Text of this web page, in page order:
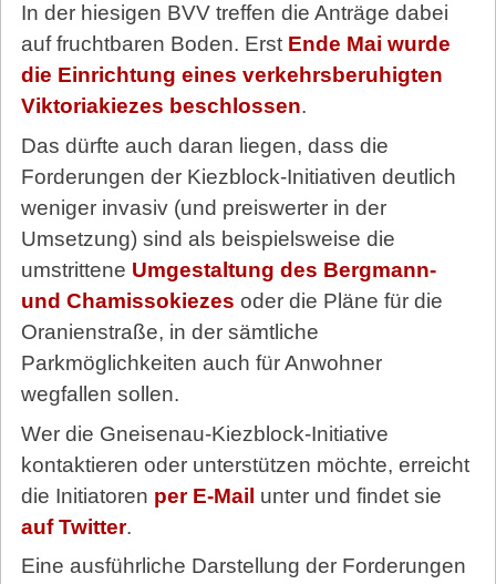
In der hiesigen BVV treffen die Anträge dabei
auf fruchtbaren Boden. Erst Ende Mai wurde
die Einrichtung eines verkehrsberuhigten
Viktoriakiezes beschlossen.
Das dürfte auch daran liegen, dass die
Forderungen der Kiezblock-Initiativen deutlich
weniger invasiv (und preiswerter in der
Umsetzung) sind als beispielsweise die
umstrittene Umgestaltung des Bergmann-
und Chamissokiezes oder die Pläne für die
Oranienstraße, in der sämtliche
Parkmöglichkeiten auch für Anwohner
wegfallen sollen.
Wer die Gneise­nau-Kiezblock-Initiative
kontaktieren oder unterstützen möchte, erreicht
die Initiatoren per E-Mail unter und findet sie
auf Twitter.
Eine ausführliche Darstellung der Forderungen